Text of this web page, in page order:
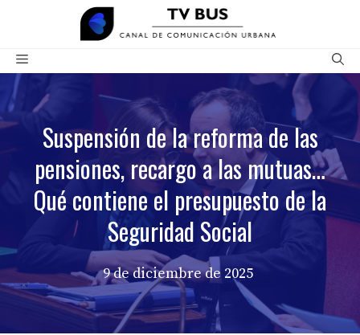
contenido
Menú
Suspensión de la reforma de las
pensiones, recargo a las mutuas…
Qué contiene el presupuesto de la
Seguridad Social
9 de diciembre de 2025